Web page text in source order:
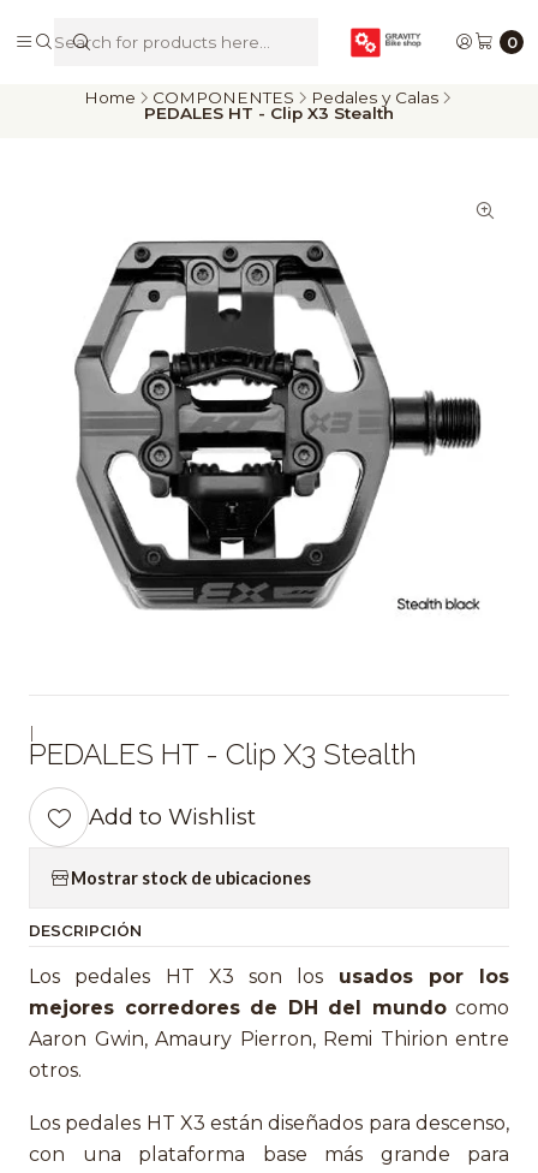
0
De Riders para Riders
Home COMPONENTES
Pedales y Calas
PEDALES HT - Clip X3 Stealth
|
PEDALES HT - Clip X3 Stealth
Add to Wishlist
Mostrar stock de ubicaciones
DESCRIPCIÓN
Los pedales HT X3 son los usados por los
mejores corredores de DH del mundocomo
Aaron Gwin, Amaury Pierron, Remi Thirion entre
otros.
Los pedales HT X3 están diseñados para descenso,
con una plataforma base más grande para